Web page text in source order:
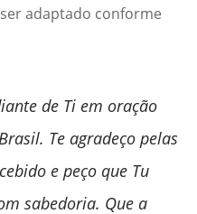
adaptado conforme
de Ti em oração
Te agradeço pelas
e peço que Tu
sabedoria. Que a